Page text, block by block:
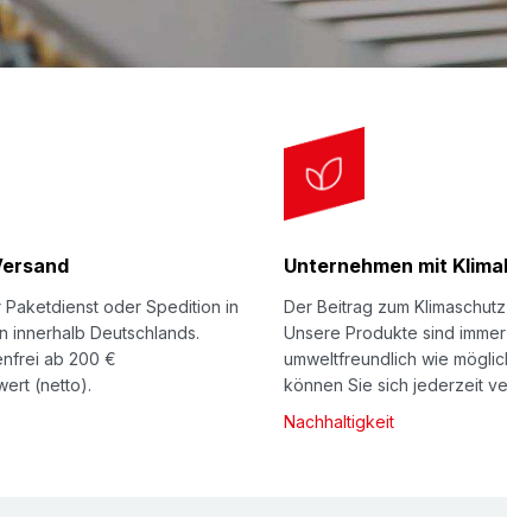
Paketdienst oder Spedition in
innerhalb Deutschlands.
ab 200 €
(netto).
Unternehmen mit
Der Beitrag zum
Unsere Produkte sind
umweltfreundlich wie
können Sie sich jederzeit
Nachhaltigkeit